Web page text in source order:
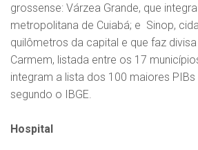
grossense: Várzea Grande, que
metropolitana de Cuiabá; e Sinop,
quilômetros da capital e que faz
Carmem, listada entre os 17
integram a lista dos 100 maiores
segundo o IBGE.
Hospital